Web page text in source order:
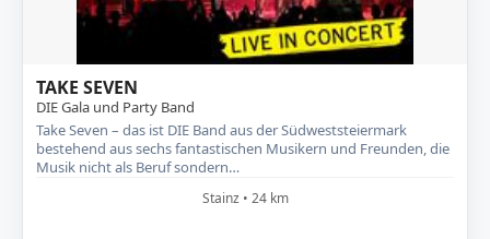
TAKE SEVEN
DIE Gala und Party Band
Take Seven – das ist DIE Band aus der Südweststeiermark
bestehend aus sechs fantastischen Musikern und Freunden, die
Musik nicht als Beruf sondern…
Stainz • 24 km